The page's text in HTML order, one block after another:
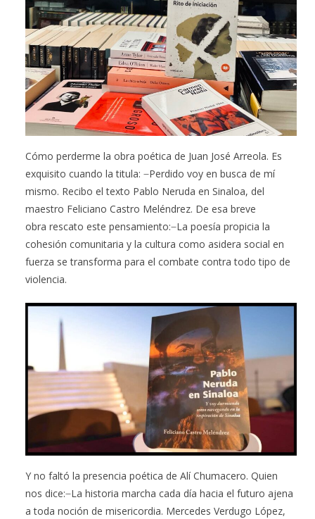
Cómo perderme la obra poética de Juan José Arreola. Es
exquisito cuando la titula: ̶ Perdido voy en busca de mí
mismo. Recibo el texto Pablo Neruda en Sinaloa, del
maestro Feliciano Castro Meléndrez. De esa breve
obra rescato este pensamiento: ̶ La poesía propicia la
cohesión comunitaria y la cultura como asidera social en
fuerza se transforma para el combate contra todo tipo de
violencia.
Y no faltó la presencia poética de Alí Chumacero. Quien
nos dice: ̶ La historia marcha cada día hacia el futuro ajena
a toda noción de misericordia. Mercedes Verdugo López,